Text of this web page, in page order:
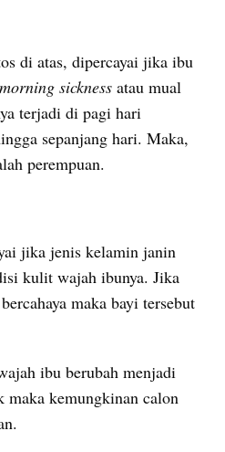
di atas, dipercayai jika ibu
morning sickness atau mual
terjadi di pagi hari
sepanjang hari. Maka,
perempuan.
jika jenis kelamin janin
kulit wajah ibunya. Jika
maka bayi tersebut
ibu berubah menjadi
maka kemungkinan calon